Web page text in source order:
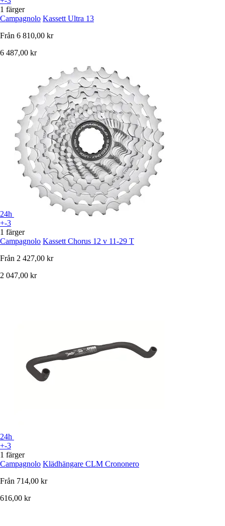
1 färger
Campagnolo Kassett Ultra 13
Från 6 810,00 kr
6 487,00 kr
24h
+-3
1 färger
Campagnolo Kassett Chorus 12 v 11-29 T
Från 2 427,00 kr
2 047,00 kr
24h
+-3
1 färger
Campagnolo Klädhängare CLM Crononero
Från 714,00 kr
616,00 kr